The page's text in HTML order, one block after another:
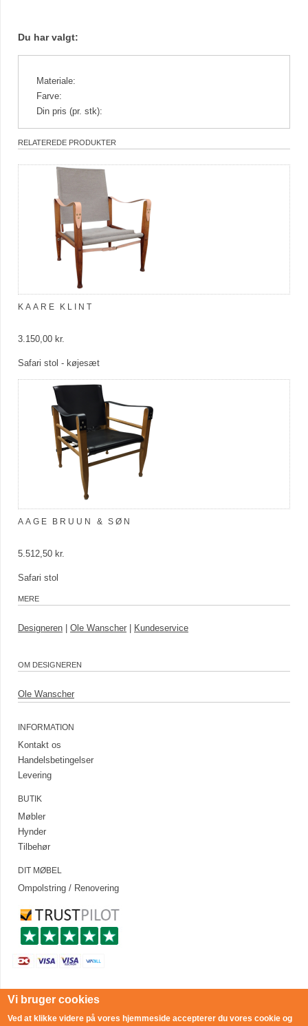
Du har valgt:
Materiale:
Farve:
Din pris (pr. stk):
RELATEREDE PRODUKTER
KAARE KLINT
3.150,00 kr.
Safari stol - køjesæt
AAGE BRUUN & SØN
5.512,50 kr.
Safari stol
MERE
Designeren Ole Wanscher Kundeservice
OM DESIGNEREN
Ole Wanscher
INFORMATION
Kontakt os
Handelsbetingelser
Levering
BUTIK
Møbler
Hynder
Tilbehør
DIT MØBEL
Ompolstring / Renovering
Vi bruger cookies
Ved at klikke videre på vores hjemmeside accepterer du vores cookie og